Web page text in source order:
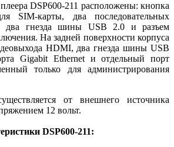
DSP600-211 расположены: кнопка
SIM-карты, два последовательных
два гнезда шины USB 2.0 и разъем
На задней поверхности корпуса
HDMI, два гнезда шины USB
Gigabit Ethernet и отдельный порт
только для администрирования
от внешнего источника
12 вольт.
DSP600-211: